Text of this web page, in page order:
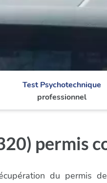
Test Psychotechnique
professionnel
permis
du permis de